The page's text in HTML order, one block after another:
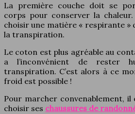
La première couche doit se
corps pour conserver la
choisir une matière « respirante »
la transpiration.
Le coton est plus agréable au
a l’inconvénient de rester
transpiration. C’est alors à ce
froid est possible !
Pour marcher convenablement,
choisir ses chaussures de